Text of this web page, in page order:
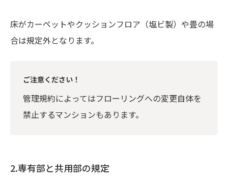
床がカーペットやクッションフロア（塩ビ製）や畳の場
合は規定外となります。
ご注意ください！
管理規約によってはフローリングへの変更自体を
禁止するマンションもあります。
2.専有部と共用部の規定